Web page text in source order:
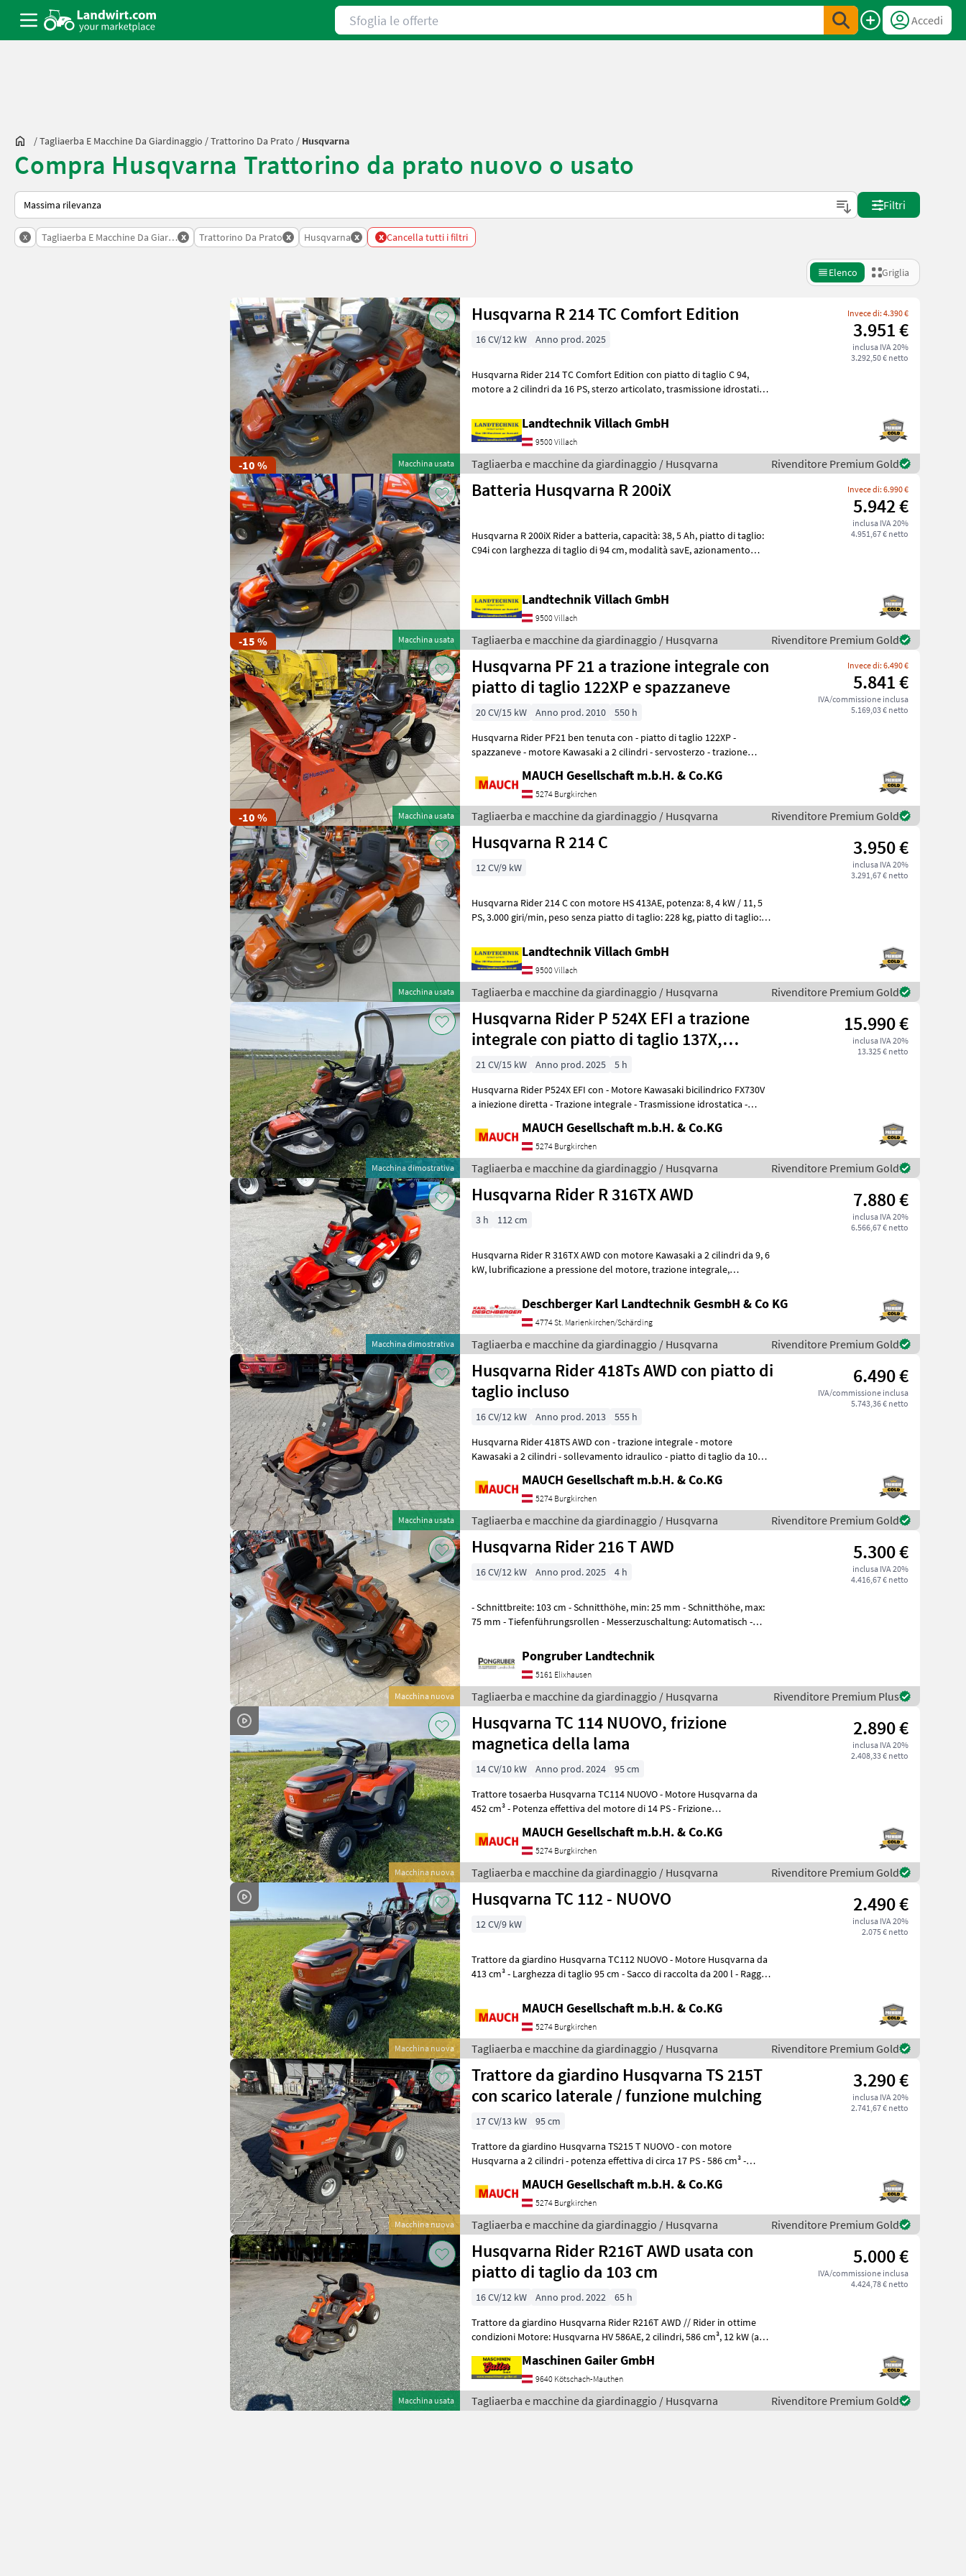
Sfoglia le offerte
Accedi
/Tagliaerba E Macchine Da Giardinaggio /Trattorino Da Prato / Husqvarna
Compra Husqvarna Trattorino da prato nuovo o usato
Ecco come viene ordinato su Landwirt.com
Filtri
x Tagliaerba E Macchine Da Giardinaggio
x Trattorino Da Prato x Husqvarna x x Cancella tutti i filtri
Elenco Griglia
-10 % Macchina usata
Husqvarna R 214 TC Comfort Edition Invece di: 4.390 €
3.951 €
inclusa IVA 20%
3.292,50 € netto
16 CV/12 kW Anno prod. 2025
Husqvarna Rider 214 TC Comfort Edition con piatto di taglio C 94,
motore a 2 cilindri da 16 PS, sterzo articolato, trasmissione idrostatica,
Landtechnik Villach GmbH
9500 Villach
Tagliaerba e macchine da giardinaggio / Husqvarna Rivenditore Premium Gold
-15 % Macchina usata
Batteria Husqvarna R 200iX Invece di: 6.990 €
5.942 €
inclusa IVA 20%
4.951,67 € netto
Husqvarna R 200iX Rider a batteria, capacità: 38, 5 Ah, piatto di taglio:
C94i con larghezza di taglio di 94 cm, modalità savE, azionamento
Landtechnik Villach GmbH
9500 Villach
Tagliaerba e macchine da giardinaggio / Husqvarna Rivenditore Premium Gold
-10 % Macchina usata
Husqvarna PF 21 a trazione integrale con
piatto di taglio 122XP e spazzaneve
Invece di: 6.490 €
5.841 €
IVA/commissione inclusa
5.169,03 € netto
20 CV/15 kW Anno prod. 2010
550 h
Husqvarna Rider PF21 ben tenuta con - piatto di taglio 122XP -
spazzaneve - motore Kawasaki a 2 cilindri - servosterzo - trazione
MAUCH Gesellschaft m.b.H. & Co.KG
5274 Burgkirchen
Tagliaerba e macchine da giardinaggio / Husqvarna Rivenditore Premium Gold
Macchina usata
Husqvarna R 214 C 3.950 €
inclusa IVA 20%
3.291,67 € netto
12 CV/9 kW
Husqvarna Rider 214 C con motore HS 413AE, potenza: 8, 4 kW / 11, 5
PS, 3.000 giri/min, peso senza piatto di taglio: 228 kg, piatto di taglio:
Landtechnik Villach GmbH
9500 Villach
Tagliaerba e macchine da giardinaggio / Husqvarna Rivenditore Premium Gold
Macchina dimostrativa
Husqvarna Rider P 524X EFI a trazione
integrale con piatto di taglio 137X,
modello da dimostrazione
15.990 €
inclusa IVA 20%
13.325 € netto
21 CV/15 kW Anno prod. 2025
5 h
Husqvarna Rider P524X EFI con - Motore Kawasaki bicilindrico FX730V
a iniezione diretta - Trazione integrale - Trasmissione idrostatica -
MAUCH Gesellschaft m.b.H. & Co.KG
5274 Burgkirchen
Tagliaerba e macchine da giardinaggio / Husqvarna Rivenditore Premium Gold
Macchina dimostrativa
Husqvarna Rider R 316TX AWD 7.880 €
inclusa IVA 20%
6.566,67 € netto
3 h 112 cm
Husqvarna Rider R 316TX AWD con motore Kawasaki a 2 cilindri da 9, 6
kW, lubrificazione a pressione del motore, trazione integrale,
Deschberger Karl Landtechnik GesmbH & Co KG
4774 St. Marienkirchen/Schärding
Tagliaerba e macchine da giardinaggio / Husqvarna Rivenditore Premium Gold
Macchina usata
Husqvarna Rider 418Ts AWD con piatto di
taglio incluso
6.490 €
IVA/commissione inclusa
5.743,36 € netto
16 CV/12 kW Anno prod. 2013
555 h
Husqvarna Rider 418TS AWD con - trazione integrale - motore
Kawasaki a 2 cilindri - sollevamento idraulico - piatto di taglio da 103
MAUCH Gesellschaft m.b.H. & Co.KG
5274 Burgkirchen
Tagliaerba e macchine da giardinaggio / Husqvarna Rivenditore Premium Gold
Macchina nuova
Husqvarna Rider 216 T AWD 5.300 €
inclusa IVA 20%
4.416,67 € netto
16 CV/12 kW Anno prod. 2025 4 h
- Schnittbreite: 103 cm - Schnitthöhe, min: 25 mm - Schnitthöhe, max:
75 mm - Tiefenführungsrollen - Messerzuschaltung: Automatisch -
Pongruber Landtechnik
5161 Elixhausen
Tagliaerba e macchine da giardinaggio / Husqvarna Rivenditore Premium Plus
Macchina nuova
Husqvarna TC 114 NUOVO, frizione
magnetica della lama
2.890 €
inclusa IVA 20%
2.408,33 € netto
14 CV/10 kW Anno prod. 2024
95 cm
Trattore tosaerba Husqvarna TC114 NUOVO - Motore Husqvarna da
452 cm³ - Potenza effettiva del motore di 14 PS - Frizione
MAUCH Gesellschaft m.b.H. & Co.KG
5274 Burgkirchen
Tagliaerba e macchine da giardinaggio / Husqvarna Rivenditore Premium Gold
Macchina nuova
Husqvarna TC 112 - NUOVO 2.490 €
inclusa IVA 20%
2.075 € netto
12 CV/9 kW
Trattore da giardino Husqvarna TC112 NUOVO - Motore Husqvarna da
413 cm³ - Larghezza di taglio 95 cm - Sacco di raccolta da 200 l - Raggio
MAUCH Gesellschaft m.b.H. & Co.KG
5274 Burgkirchen
Tagliaerba e macchine da giardinaggio / Husqvarna Rivenditore Premium Gold
Macchina nuova
Trattore da giardino Husqvarna TS 215T
con scarico laterale / funzione mulching
3.290 €
inclusa IVA 20%
2.741,67 € netto
17 CV/13 kW
95 cm
Trattore da giardino Husqvarna TS215 T NUOVO - con motore
Husqvarna a 2 cilindri - potenza effettiva di circa 17 PS - 586 cm³ -
MAUCH Gesellschaft m.b.H. & Co.KG
5274 Burgkirchen
Tagliaerba e macchine da giardinaggio / Husqvarna Rivenditore Premium Gold
Macchina usata
Husqvarna Rider R216T AWD usata con
piatto di taglio da 103 cm
5.000 €
IVA/commissione inclusa
4.424,78 € netto
16 CV/12 kW Anno prod. 2022
65 h
Trattore da giardino Husqvarna Rider R216T AWD // Rider in ottime
condizioni Motore: Husqvarna HV 586AE, 2 cilindri, 586 cm³, 12 kW (a
Maschinen Gailer GmbH
9640 Kötschach-Mauthen
Tagliaerba e macchine da giardinaggio / Husqvarna Rivenditore Premium Gold